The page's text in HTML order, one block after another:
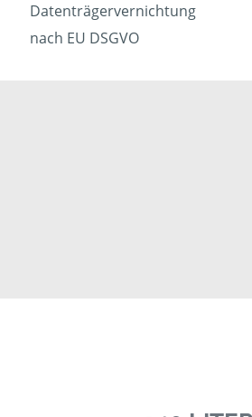
Datenträgervernichtung
nach EU DSGVO